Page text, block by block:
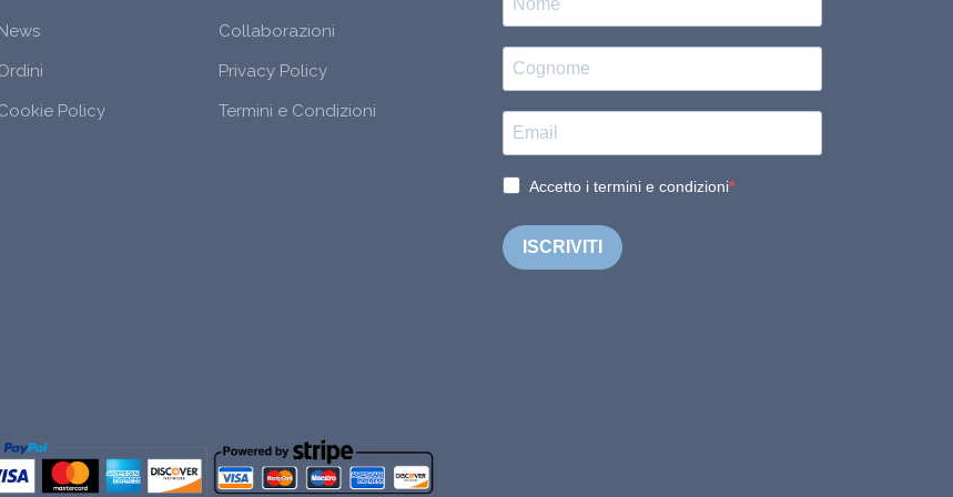
Collaborazioni
Privacy Policy
Policy
Termini e Condizioni
Accetto i termini e condizioni
ISCRIVITI